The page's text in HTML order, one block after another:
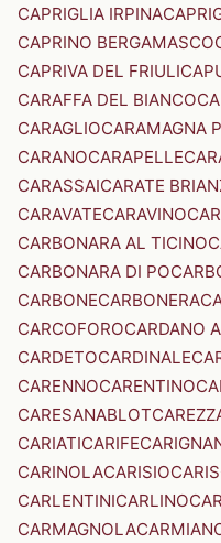
CAPRIGLIA IRPINA
CAPRINO BERGAMASCO
CAPRIVA DEL FRIULI
CARAFFA DEL BIANCO
CARAGLIOCARAMAGNA
CARANOCARAPELLE
CARASSAICARATE
CARAVATECARAVINO
CARBONARA AL TICINO
CARBONARA DI PO
CARBONECARBONERA
CARCOFOROCARDANO
CARDETOCARDINALE
CARENNOCARENTINO
CARESANABLOT
CARIATICARIFE
CARINOLACARISIO
CARLENTINICARLINO
CARMAGNOLA